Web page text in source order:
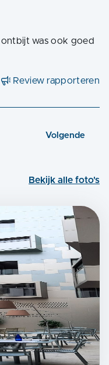
was ook goed
Review rapporteren
Volgende
Bekijk alle foto's